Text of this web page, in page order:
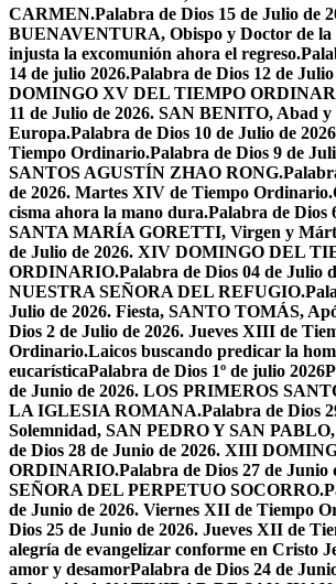
CARMEN.Palabra de Dios 15 de Julio de
BUENAVENTURA, Obispo y Doctor de la
injusta la excomunión ahora el regreso.
14 de julio 2026.Palabra de Dios 12 de Julio
DOMINGO XV DEL TIEMPO
11 de Julio de 2026. SAN BENITO, Abad
Europa.Palabra de Dios 10 de Julio de
Tiempo Ordinario.Palabra de Dios 9 de
SANTOS AGUSTÍN ZHAO RONG.
de 2026. Martes XIV de Tiempo Ordinario.
cisma ahora la mano dura.Palabra de Dios
SANTA MARÍA GORETTI, Virgen y
de Julio de 2026. XIV DOMINGO DEL
ORDINARIO.Palabra de Dios 04 de Julio
NUESTRA SEÑORA DEL REFUGIO.
Julio de 2026. Fiesta, SANTO TOMÁS,
Dios 2 de Julio de 2026. Jueves XIII de
Ordinario.Laicos buscando predicar la
eucarísticaPalabra de Dios 1º de julio 2026
de Junio de 2026. LOS PRIMEROS
LA IGLESIA ROMANA.Palabra de Dios
Solemnidad, SAN PEDRO Y SAN PABLO,
de Dios 28 de Junio de 2026. XIII
ORDINARIO.Palabra de Dios 27 de
SEÑORA DEL PERPETUO SOCORRO.
de Junio de 2026. Viernes XII de Tiempo
Dios 25 de Junio de 2026. Jueves XII de
alegría de evangelizar conforme en Cristo
amor y desamorPalabra de Dios 24 de